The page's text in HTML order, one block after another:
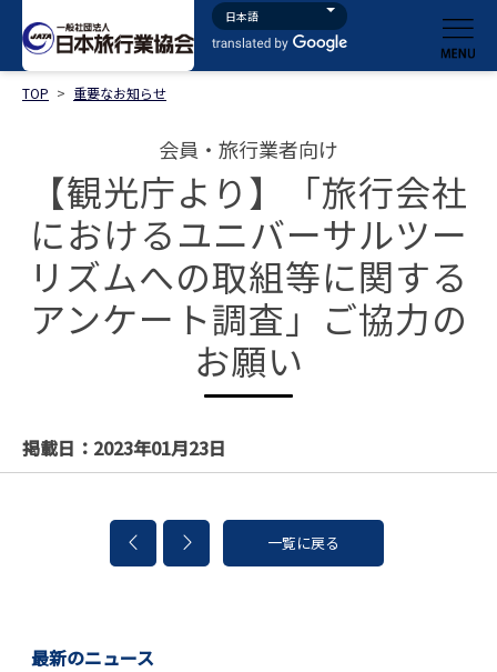
TOP > 重要なお知らせ
会員・旅行業者向け
【観光庁より】「旅行会社
におけるユニバーサルツー
リズムへの取組等に関する
アンケート調査」ご協力の
お願い
掲載日：2023年01月23日
一覧に戻る
最新のニュース